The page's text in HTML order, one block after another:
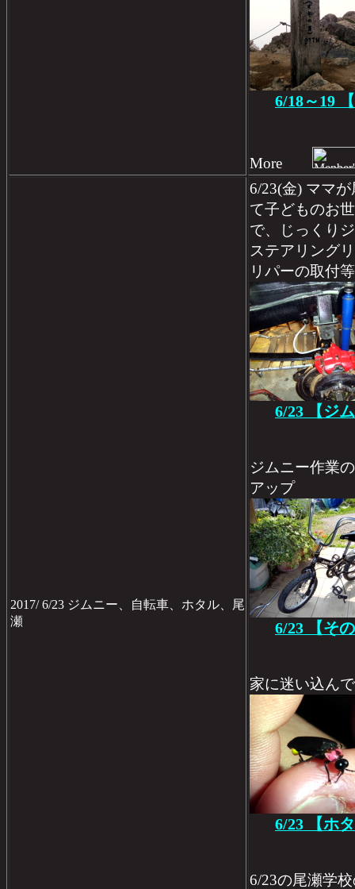
6/18～19
More
2017/ 6/23 ジムニー、自転車、ホタル、尾
瀬
6/23(金) ママ
て子どものお
で、じっくり
ステアリング
リパーの取付等
6/23 【ジ
ジムニー作業
アップ
6/23 【そ
家に迷い込ん
6/23 【ホ
6/23の尾瀬学